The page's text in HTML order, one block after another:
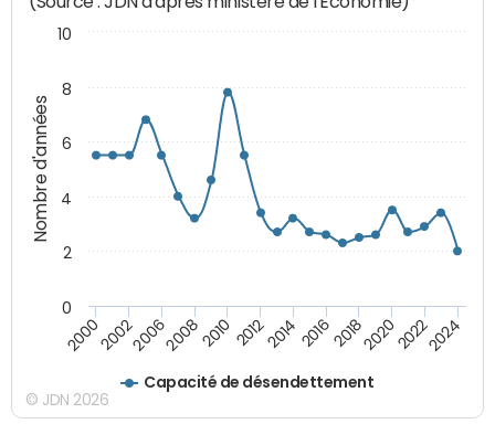
Nombre d'années
Capacité de désendettement
20002002200620082010 2012201420162018202020222024
0
2
4
6
8
10
© JDN 2026